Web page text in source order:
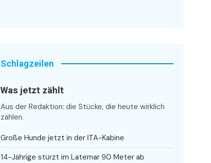
Schlagzeilen
Was jetzt zählt
Aus der Redaktion: die Stücke, die heute wirklich
zählen.
Große Hunde jetzt in der ITA-Kabine
14-Jährige stürzt im Latemar 90 Meter ab